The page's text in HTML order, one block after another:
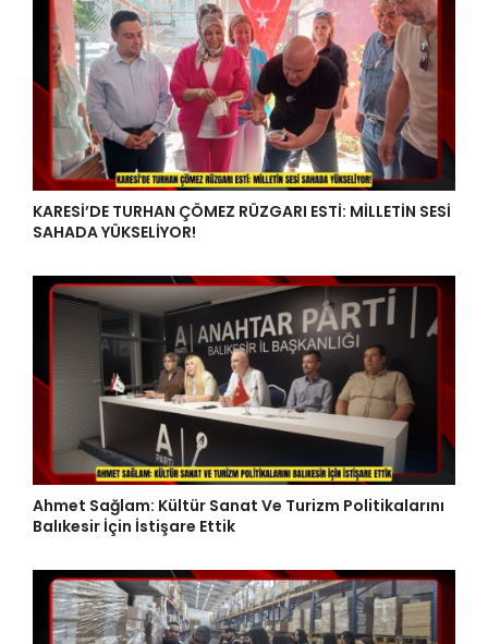
KARESİ’DE TURHAN ÇÖMEZ RÜZGARI ESTİ: MİLLETİN SESİ
SAHADA YÜKSELİYOR!
Ahmet Sağlam: Kültür Sanat Ve Turizm Politikalarını
Balıkesir İçin İstişare Ettik